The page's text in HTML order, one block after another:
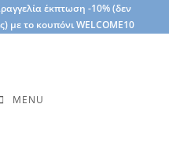
έκπτωση -10% (δεν
με το κουπόνι WELCOME10
MENU